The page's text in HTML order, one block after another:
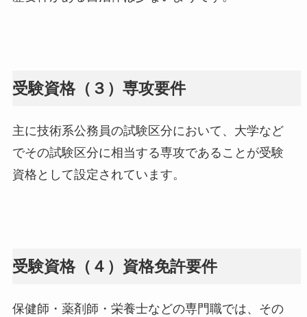
受験資格（３）専攻要件
主に技術系公務員の試験区分において、大学など
でその試験区分に相当する専攻であることが受験
資格として設定されています。
受験資格（４）資格免許要件
保健師・薬剤師・栄養士などの専門職では、その